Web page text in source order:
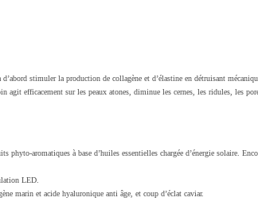
stimuler la production de collagène et d’élastine en détruisant
efficacement sur les peaux atones, diminue les cernes, les ridules, les
aromatiques à base d’huiles essentielles chargée d’énergie solaire.
LED.
marin et acide hyaluronique anti âge, et coup d’éclat caviar.